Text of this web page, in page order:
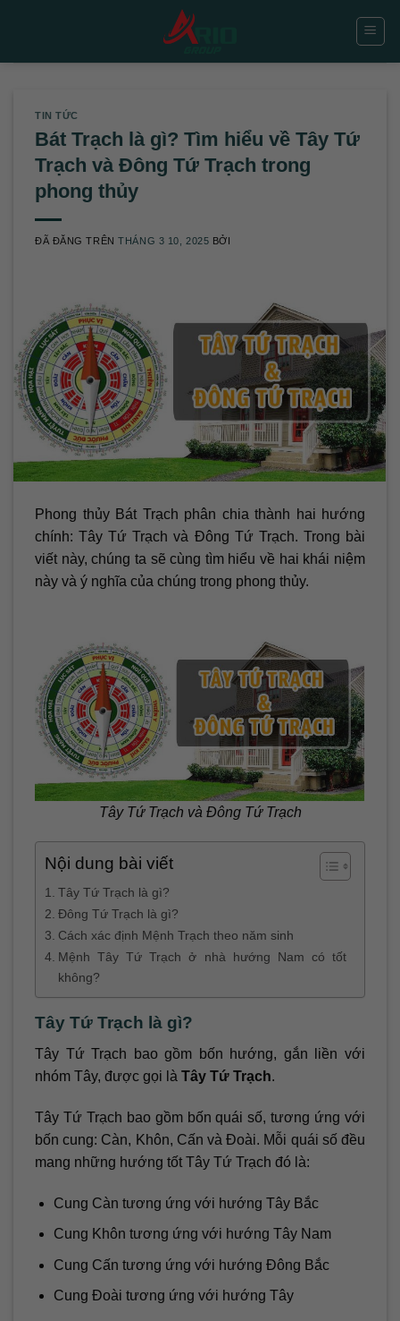
TIN TỨC
Bát Trạch là gì? Tìm hiểu về Tây Tứ
Trạch và Đông Tứ Trạch trong
phong thủy
ĐÃ ĐĂNG TRÊNTHÁNG 3 10, 2025 BỞI
Phong thủy Bát Trạch phân chia thành hai hướng
chính: Tây Tứ Trạch và Đông Tứ Trạch. Trong bài
viết này, chúng ta sẽ cùng tìm hiểu về hai khái niệm
này và ý nghĩa của chúng trong phong thủy.
Tây Tứ Trạch và Đông Tứ Trạch
Nội dung bài viết
Tây Tứ Trạch là gì?
Đông Tứ Trạch là gì?
Cách xác định Mệnh Trạch theo năm sinh
Mệnh Tây Tứ Trạch ở nhà hướng Nam có tốt
không?
Tây Tứ Trạch là gì?
Tây Tứ Trạch bao gồm bốn hướng, gắn liền với
nhóm Tây, được gọi là Tây Tứ Trạch.
Tây Tứ Trạch bao gồm bốn quái số, tương ứng với
bốn cung: Càn, Khôn, Cấn và Đoài. Mỗi quái số đều
mang những hướng tốt Tây Tứ Trạch đó là:
Cung Càn tương ứng với hướng Tây Bắc
Cung Khôn tương ứng với hướng Tây Nam
Cung Cấn tương ứng với hướng Đông Bắc
Cung Đoài tương ứng với hướng Tây